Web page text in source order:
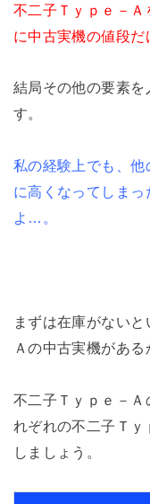
不二子Ｔｙｐｅ－
に中古実機の値段だ
結局その他の要素を
す。
私の経験上でも、
に高くなってしま
よ…。
まずは在庫がない
Ａの中古実機がある
不二子Ｔｙｐｅ－
れぞれの不二子Ｔ
しましょう。